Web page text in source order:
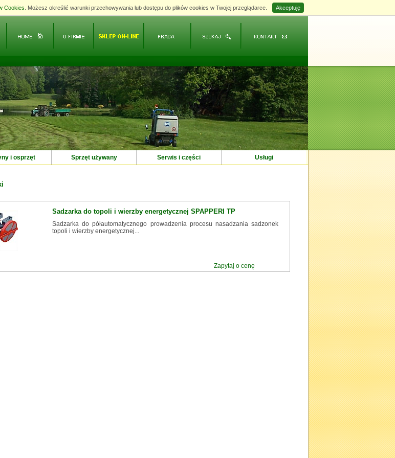
i osprzęt Sprzęt używany Serwis i części Usługi
Sadzarka do topoli i wierzby energetycznej SPAPPERI TP
Sadzarka do półautomatycznego prowadzenia procesu nasadzania sadzonek
topoli i wierzby energetycznej...
Zapytaj o cenę
Cookies . Możesz określić warunki przechowywania lub dostępu do plików cookies w Twojej przeglądarce. Akceptuję
Cookies . Możesz określić warunki przechowywania lub dostępu do plików cookies w Twojej przeglądarce. Akceptuję